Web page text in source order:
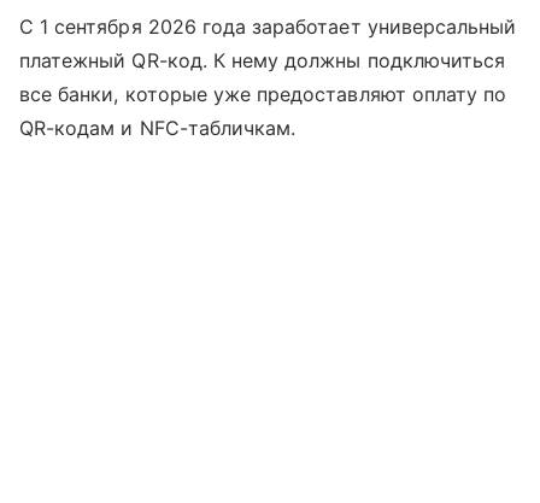
С 1 сентября 2026 года заработает универсальный
платежный QR-код. К нему должны подключиться
все банки, которые уже предоставляют оплату по
QR-кодам и NFC-табличкам.